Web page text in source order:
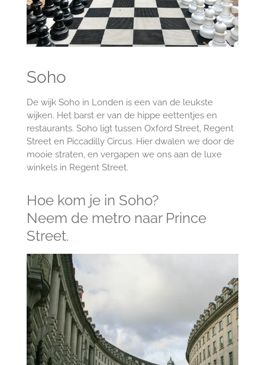
Soho
De wijk Soho in Londen is een van de leukste
wijken. Het barst er van de hippe eettentjes en
restaurants. Soho ligt tussen Oxford Street, Regent
Street en Piccadilly Circus. Hier dwalen we door de
mooie straten, en vergapen we ons aan de luxe
winkels in Regent Street.
Hoe kom je in Soho?
Neem de metro naar Prince
Street.